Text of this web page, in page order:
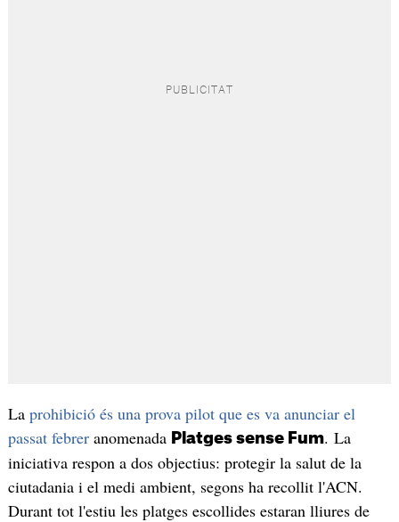
Laprohibició és una prova pilot que es va anunciar el
passat febrer anomenada Platges sense Fum. La
iniciativa respon a dos objectius: protegir la salut de la
ciutadania i el medi ambient, segons ha recollit l'ACN.
Durant tot l'estiu les platges escollides estaran lliures de